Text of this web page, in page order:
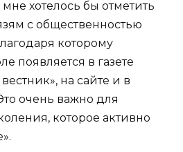
хотелось бы отметить
с общественностью
которому
появляется в газете
на сайте и в
очень важно для
которое активно